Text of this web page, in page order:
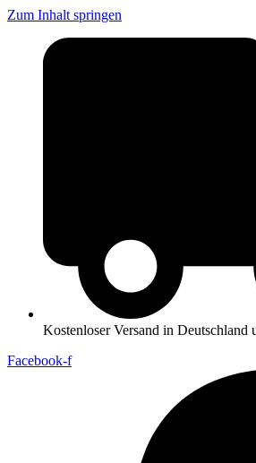
Zum Inhalt springen
Kostenloser Versand in Deutschland
Facebook-f